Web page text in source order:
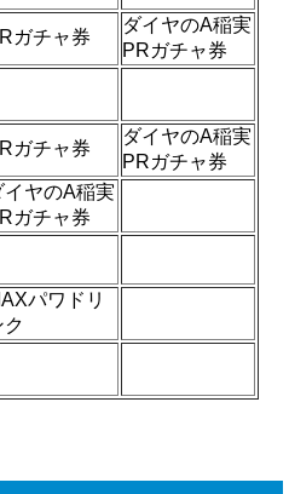
ガチャ券
ダイヤのA稲実
PRガチャ券
ガチャ券
ダイヤのA稲実
PRガチャ券
イヤのA稲実
ガチャ券
パワドリ
ク